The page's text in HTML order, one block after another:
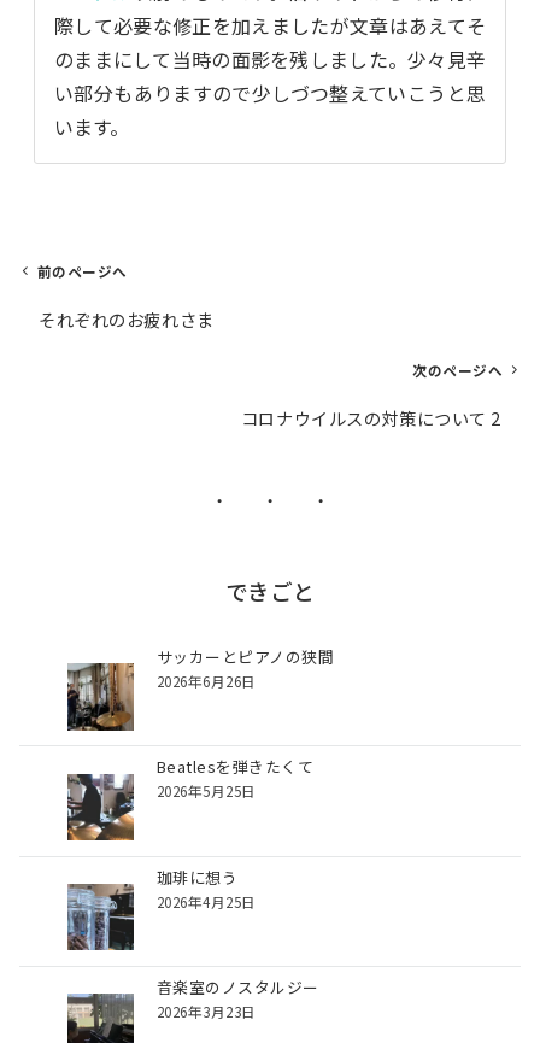
際して必要な修正を加えましたが文章はあえてそ
のままにして当時の面影を残しました。少々見辛
い部分もありますので少しづつ整えていこうと思
います。
前のページへ
それぞれのお疲れさま
次のページへ
コロナウイルスの対策について 2
・ ・ ・
できごと
サッカーとピアノの狭間
2026年6月26日
Beatlesを弾きたくて
2026年5月25日
珈琲に想う
2026年4月25日
音楽室のノスタルジー
2026年3月23日